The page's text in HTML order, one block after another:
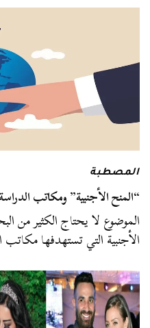
المصطبة
“المنح الأجنبية” ومكاتب
الموضوع لا يحتاج الكثير من
الأجنبية التي تستهدفها